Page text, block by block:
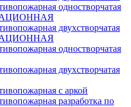
одностворчатая
двухстворчатая
одностворчатая
двухстворчатая
с аркой
разработка по